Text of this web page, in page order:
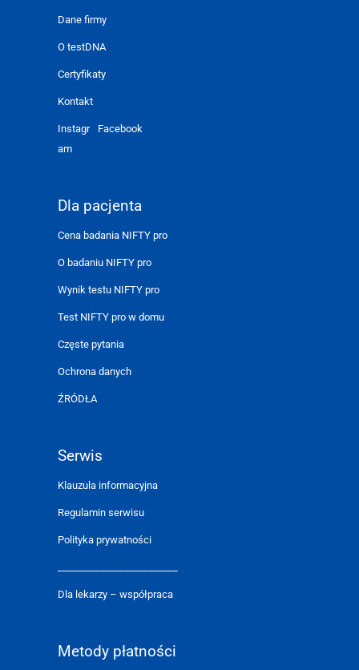
Dane firmy
O testDNA
Certyfikaty
Kontakt
Instagr
am
Facebook
Dla pacjenta
Cena badania NIFTY pro
O badaniu NIFTY pro
Wynik testu NIFTY pro
Test NIFTY pro w domu
Częste pytania
Ochrona danych
ŹRÓDŁA
Serwis
Klauzula informacyjna
Regulamin serwisu
Polityka prywatności
Dla lekarzy – współpraca
Metody płatności